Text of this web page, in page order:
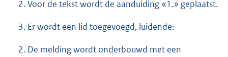
2. Voor de tekst wordt de aanduiding «1.» geplaatst.
3. Er wordt een lid toegevoegd, luidende:
2. De melding wordt onderbouwd met een